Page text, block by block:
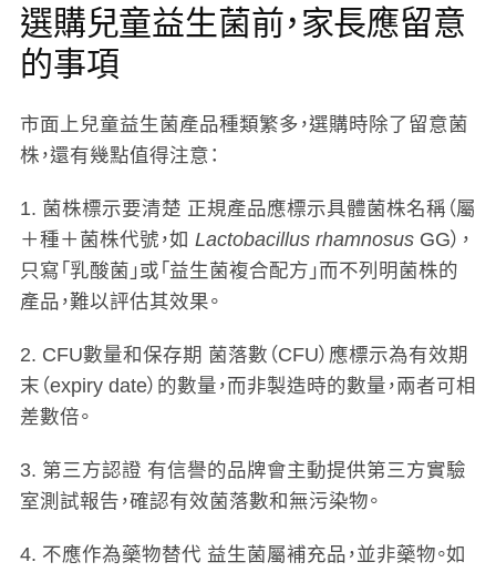
選購兒童益生菌前，家長應留意
的事項
市面上兒童益生菌產品種類繁多，選購時除了留意菌
株，還有幾點值得注意：
1. 菌株標示要清楚 正規產品應標示具體菌株名稱（屬
＋種＋菌株代號，如 Lactobacillus rhamnosusGG），
只寫「乳酸菌」或「益生菌複合配方」而不列明菌株的
產品，難以評估其效果。
2. CFU數量和保存期 菌落數（CFU）應標示為有效期
末（expiry date）的數量，而非製造時的數量，兩者可相
差數倍。
3. 第三方認證 有信譽的品牌會主動提供第三方實驗
室測試報告，確認有效菌落數和無污染物。
4. 不應作為藥物替代 益生菌屬補充品，並非藥物。如